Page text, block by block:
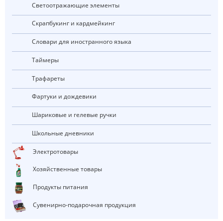
Светоотражающие элементы
Скрапбукинг и кардмейкинг
Словари для иностранного языка
Таймеры
Трафареты
Фартуки и дождевики
Шариковые и гелевые ручки
Школьные дневники
Электротовары
Хозяйственные товары
Продукты питания
Сувенирно-подарочная продукция